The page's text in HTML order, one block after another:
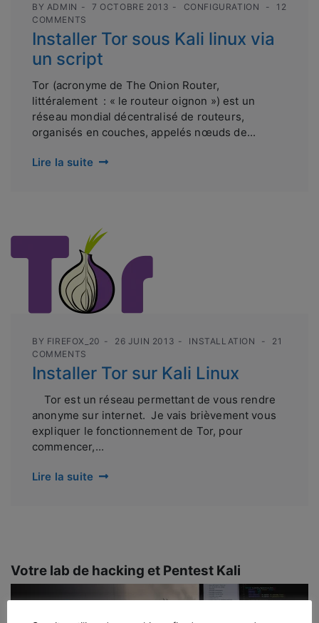
BY ADMIN 7 OCTOBRE 2013 CONFIGURATION
12
COMMENTS
Installer Tor sous Kali linux via
un script
Tor (acronyme de The Onion Router,
littéralement : « le routeur oignon ») est un
réseau mondial décentralisé de routeurs,
organisés en couches, appelés nœuds de...
Lire la suite
BY FIREFOX_20 26 JUIN 2013 INSTALLATION
21
COMMENTS
Installer Tor sur Kali Linux
Tor est un réseau permettant de vous rendre
anonyme sur internet. Je vais brièvement vous
expliquer le fonctionnement de Tor, pour
commencer,...
Lire la suite
Votre lab de hacking et Pentest Kali